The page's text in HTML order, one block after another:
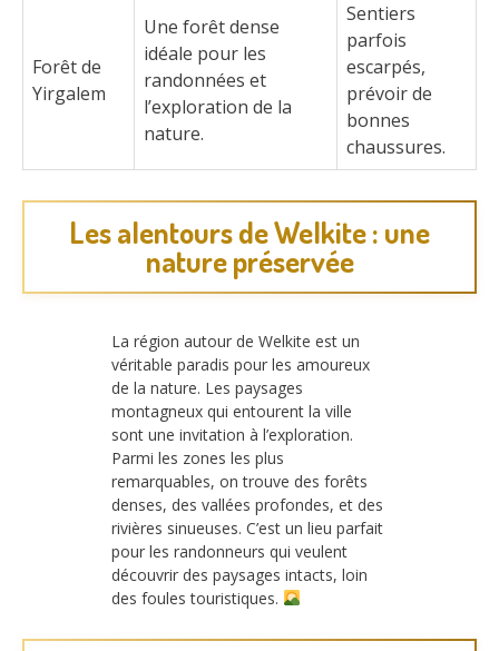
Forêt de
Yirgalem
Une forêt dense
idéale pour les
randonnées et
l’exploration de la
nature.
Sentiers
parfois
escarpés,
prévoir de
bonnes
chaussures.
Les alentours de Welkite : une
nature préservée
La région autour de Welkite est un
véritable paradis pour les amoureux
de la nature. Les paysages
montagneux qui entourent la ville
sont une invitation à l’exploration.
Parmi les zones les plus
remarquables, on trouve des forêts
denses, des vallées profondes, et des
rivières sinueuses. C’est un lieu parfait
pour les randonneurs qui veulent
découvrir des paysages intacts, loin
des foules touristiques.